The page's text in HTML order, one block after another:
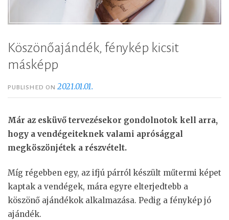
Köszönőajándék, fénykép kicsit
másképp
PUBLISHED ON2021.01.01.
Már az esküvő tervezésekor gondolnotok kell arra,
hogy a vendégeiteknek valami aprósággal
megköszönjétek a részvételt.
Míg régebben egy, az ifjú párról készült műtermi képet
kaptak a vendégek, mára egyre elterjedtebb a
köszönő ajándékok alkalmazása. Pedig a fénykép jó
ajándék.